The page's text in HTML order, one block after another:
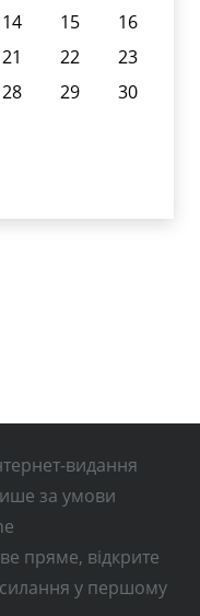
14 15
16
21 22
23
28 29
30
видання
за умови
пряме, відкрите
у першому